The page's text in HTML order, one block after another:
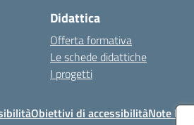
Didattica
Offerta formativa
Le schede didattiche
I progetti
Obiettivi di accessibilitàNote legali